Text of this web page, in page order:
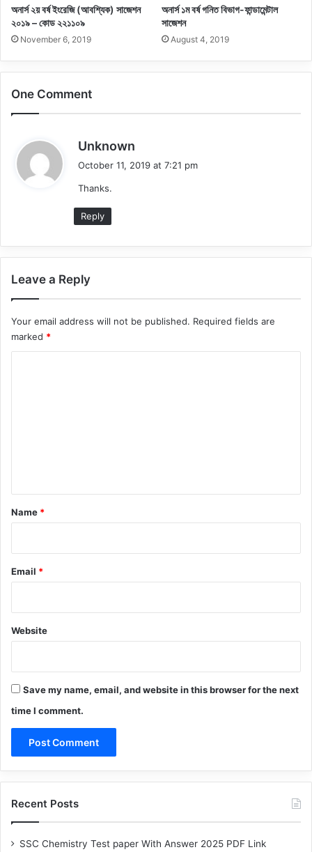
অনার্স ২য় বর্ষ ইংরেজি (আবশ্যিক) সাজেশন
২০১৯ – কোড ২২১১০৯
November 6, 2019
অনার্স ১ম বর্ষ গনিত বিভাগ-ফান্ডামেন্টাল
সাজেশন
August 4, 2019
One Comment
Unknown
October 11, 2019 at 7:21 pm
Thanks.
Reply
Leave a Reply
Your email address will not be published. Required fields are
marked *
*
Name *
Email *
Website
Save my name, email, and website in this browser for the next
time I comment.
Recent Posts
SSC Chemistry Test paper With Answer 2025 PDF Link